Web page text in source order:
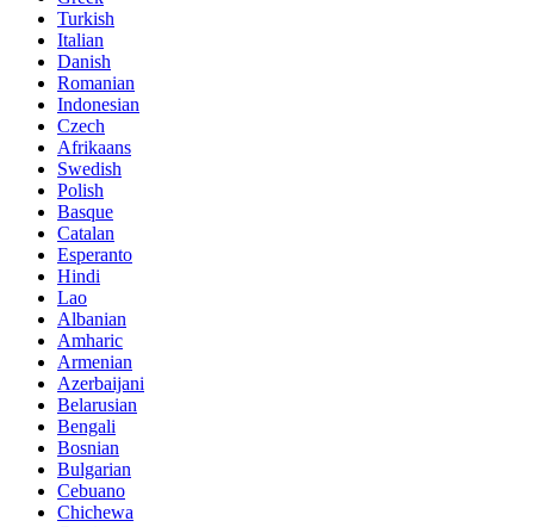
Turkish
Italian
Danish
Romanian
Indonesian
Czech
Afrikaans
Swedish
Polish
Basque
Catalan
Esperanto
Hindi
Lao
Albanian
Amharic
Armenian
Azerbaijani
Belarusian
Bengali
Bosnian
Bulgarian
Cebuano
Chichewa